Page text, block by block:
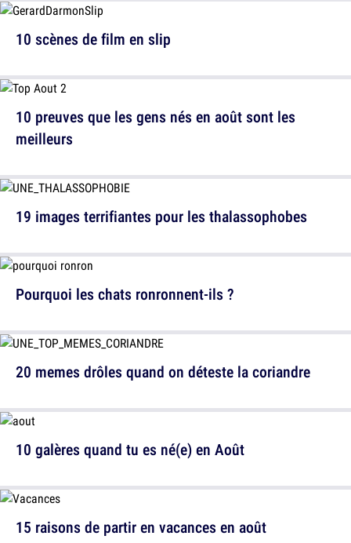
10 preuves que les gens nés en août sont les
meilleurs
Pourquoi les chats ronronnent-ils ?
10 galères quand tu es né(e) en Août
10 scènes de film en slip
19 images terrifiantes pour les thalassophobes
20 memes drôles quand on déteste la coriandre
15 raisons de partir en vacances en août